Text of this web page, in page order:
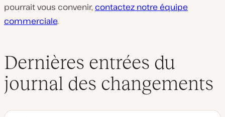
pourrait vous convenir, contactez notre équipe
commerciale.
Dernières entrées du
journal des changements